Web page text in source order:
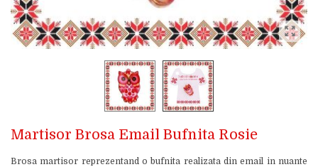
Martisor Brosa Email Bufnita Rosie
Brosa martisor reprezentand o bufnita realizata din email in nuante